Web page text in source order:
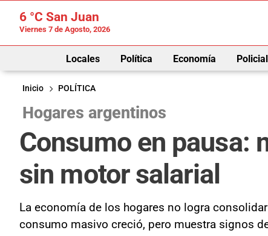
6 °C San Juan
Viernes 7 de Agosto, 2026
Locales Política Economía
Inicio
POLÍTICA
Hogares argentinos
Consumo en pausa:
sin motor salarial
La economía de los hogares no logra
consumo masivo creció, pero muestra signos